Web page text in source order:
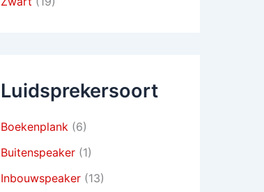
Luidsprekersoort
Boekenplank (6)
Buitenspeaker (1)
Inbouwspeaker (13)